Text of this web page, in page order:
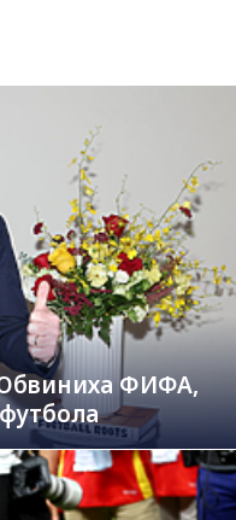
ФИФА,